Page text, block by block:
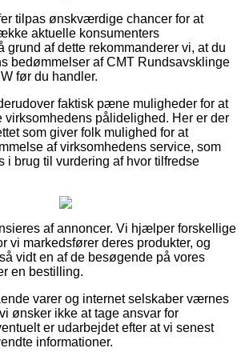
tilpas ønskværdige chancer for at
aktuelle konsumenters
grund af dette rekommanderer vi, at du
bedømmelser af CMT Rundsavsklinge
før du handler.
faktisk pæne muligheder for at
virksomhedens pålidelighed. Her er der
som giver folk mulighed for at
af virksomhedens service, som
i brug til vurdering af hvor tilfredse
af annoncer. Vi hjælper forskellige
vi markedsfører deres produkter, og
vidt en af de besøgende på vores
en bestilling.
varer og internet selskaber værnes
ønsker ikke at tage ansvar for
er udarbejdet efter at vi senest
informationer.